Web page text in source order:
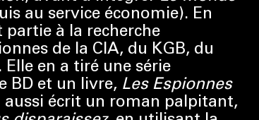
au service économie). En
partie à la recherche
de la CIA, du KGB, du
en a tiré une série
BD et un livre, Les Espionnes
aussi écrit un roman palpitant,